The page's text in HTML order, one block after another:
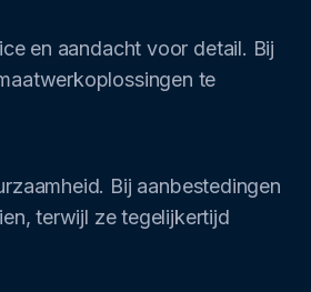
en aandacht voor detail. Bij
te
Bij aanbestedingen
terwijl ze tegelijkertijd